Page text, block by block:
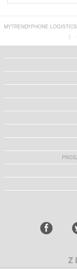
MYTRENDYPHONE
|
Z